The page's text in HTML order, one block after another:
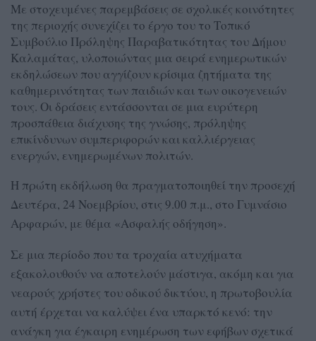
Με στοχευμένες παρεμβάσεις σε σχολικές κοινότητες
της περιοχής συνεχίζει το έργο του το Τοπικό
Συμβούλιο Πρόληψης Παραβατικότητας του Δήμου
Καλαμάτας, υλοποιώντας μια σειρά ενημερωτικών
εκδηλώσεων που αγγίζουν κρίσιμα ζητήματα της
καθημερινότητας των παιδιών και των οικογενειών
τους. Οι δράσεις εντάσσονται σε μια ευρύτερη
προσπάθεια διάχυσης της γνώσης, πρόληψης
επικίνδυνων συμπεριφορών και καλλιέργειας
ενεργών, ενημερωμένων πολιτών.
Η πρώτη εκδήλωση θα πραγματοποιηθεί την προσεχή
Δευτέρα, 24 Νοεμβρίου, στις 9.00 π.μ., στο Γυμνάσιο
Αρφαρών, με θέμα «Ασφαλής οδήγηση».
Σε μια περίοδο που τα τροχαία ατυχήματα
εξακολουθούν να αποτελούν μάστιγα, ακόμη και για
νεαρούς χρήστες του οδικού δικτύου, η πρωτοβουλία
αυτή έρχεται να καλύψει ένα υπαρκτό κενό: την
ανάγκη για έγκαιρη ενημέρωση των εφήβων σχετικά